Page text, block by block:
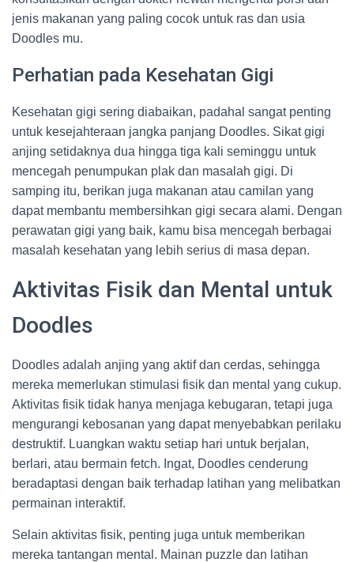
jenis makanan yang paling cocok untuk ras dan usia
Doodles mu.
Perhatian pada Kesehatan Gigi
Kesehatan gigi sering diabaikan, padahal sangat penting
untuk kesejahteraan jangka panjang Doodles. Sikat gigi
anjing setidaknya dua hingga tiga kali seminggu untuk
mencegah penumpukan plak dan masalah gigi. Di
samping itu, berikan juga makanan atau camilan yang
dapat membantu membersihkan gigi secara alami. Dengan
perawatan gigi yang baik, kamu bisa mencegah berbagai
masalah kesehatan yang lebih serius di masa depan.
Aktivitas Fisik dan Mental untuk
Doodles
Doodles adalah anjing yang aktif dan cerdas, sehingga
mereka memerlukan stimulasi fisik dan mental yang cukup.
Aktivitas fisik tidak hanya menjaga kebugaran, tetapi juga
mengurangi kebosanan yang dapat menyebabkan perilaku
destruktif. Luangkan waktu setiap hari untuk berjalan,
berlari, atau bermain fetch. Ingat, Doodles cenderung
beradaptasi dengan baik terhadap latihan yang melibatkan
permainan interaktif.
Selain aktivitas fisik, penting juga untuk memberikan
mereka tantangan mental. Mainan puzzle dan latihan